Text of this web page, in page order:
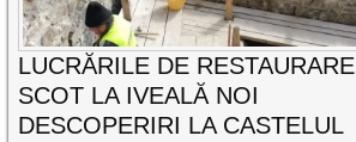
LUCRĂRILE DE RESTAURARE
SCOT LA IVEALĂ NOI
DESCOPERIRI LA CASTELUL